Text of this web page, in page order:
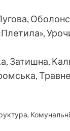
Затишна,
,